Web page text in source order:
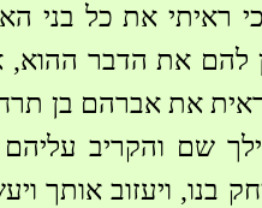
ראיתי את כל בני
להם את הדבר ההוא,
את אברהם בן
שם והקריב
בנו, ויעזוב אותך